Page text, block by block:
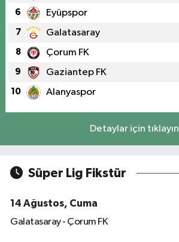
6 Eyüpspor
7 Galatasaray
8 Çorum FK
9 Gaziantep FK
10 Alanyaspor
Detaylar için tıklayın
Süper Lig Fikstür
14 Ağustos, Cuma
Galatasaray - Çorum FK